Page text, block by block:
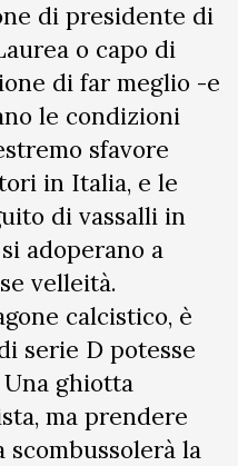
di presidente di
o capo di
di far meglio -e
le condizioni
sfavore
in Italia, e le
di vassalli in
adoperano a
velleità.
calcistico, è
serie D potesse
ghiotta
ma prendere
scombussolerà la